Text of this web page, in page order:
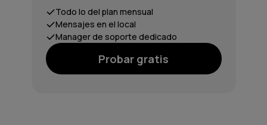
Todo lo del plan mensual
Mensajes en el local
Manager de soporte dedicado
Probar gratis